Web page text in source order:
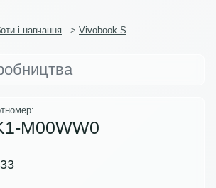
і навчання > Vivobook S
M00WW0